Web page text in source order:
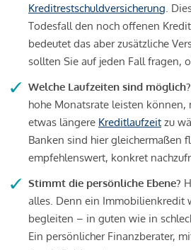
Kreditrestschuldversicherung.
Todesfall den noch offenen
bedeutet das aber zusätzliche
sollten Sie auf jeden Fall fragen,
Welche Laufzeiten sind möglich?
hohe Monatsrate leisten können,
etwas längere Kreditlaufzeit zu
Banken sind hier gleichermaßen
empfehlenswert, konkret
Stimmt die persönliche Ebene?
alles. Denn ein Immobilienkredit
begleiten – in guten wie in
Ein persönlicher Finanzberater,